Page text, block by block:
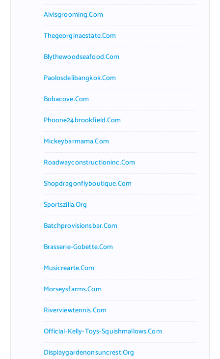
Alvisgrooming.com
Thegeorginaestate.com
Blythewoodseafood.com
Paolosdelibangkok.com
Bobacove.com
Phoone24brookfield.com
Mickeybarmama.com
Roadwayconstructioninc.com
Shopdragonflyboutique.com
Sportszilla.org
Batchprovisionsbar.com
Brasserie-Gobette.com
Musicrearte.com
Morseysfarms.com
Riverviewtennis.com
Official-Kelly-Toys-Squishmallows.com
Displaygardenonsuncrest.org